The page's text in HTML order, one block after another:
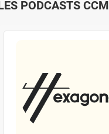
PODCASTS CCM